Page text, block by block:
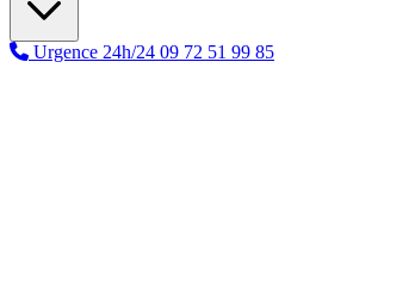
Urgence 24h/24 09 72 51 99 85